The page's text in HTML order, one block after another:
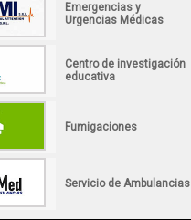
Emergencias y
Urgencias Médicas
Centro de investigación
educativa
Fumigaciones
Servicio de Ambulancias